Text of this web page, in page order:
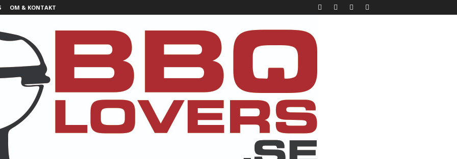
OM & KONTAKT